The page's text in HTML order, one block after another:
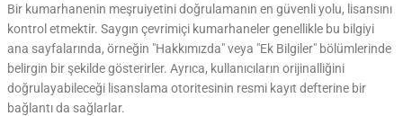
Bir kumarhanenin meşruiyetini doğrulamanın en güvenli yolu, lisansını
kontrol etmektir. Saygın çevrimiçi kumarhaneler genellikle bu bilgiyi
ana sayfalarında, örneğin "Hakkımızda" veya "Ek Bilgiler" bölümlerinde
belirgin bir şekilde gösterirler. Ayrıca, kullanıcıların orijinalliğini
doğrulayabileceği lisanslama otoritesinin resmi kayıt defterine bir
bağlantı da sağlarlar.